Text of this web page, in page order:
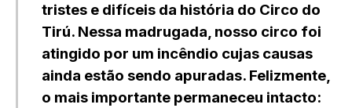
tristes e difíceis da história do Circo do
Tirú. Nessa madrugada, nosso circo foi
atingido por um incêndio cujas causas
ainda estão sendo apuradas. Felizmente,
o mais importante permaneceu intacto: